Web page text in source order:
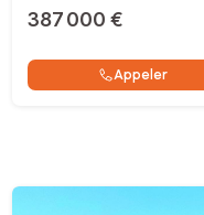
387 000 €
Appeler